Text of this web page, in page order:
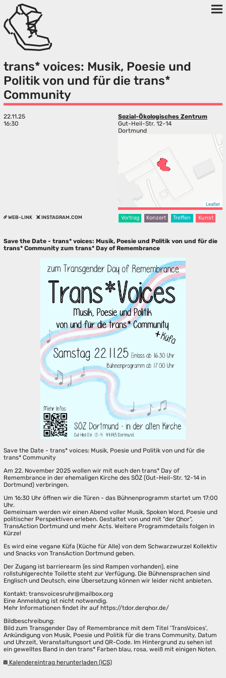
trans* voices: Musik, Poesie und
Politik von und für die trans*
Community
22.11.25
16:30
Sozial-Ökologisches Zentrum
Gut-Heil-Str. 12-14
Dortmund
Leaflet
WEB-LINK INSTAGRAM.COM Vortrag Konzert Treffen Kunst
Save the Date - trans* voices: Musik, Poesie und Politik von und für die
trans* Community zum trans* Day of Remembrance
Save the Date - trans* voices: Musik, Poesie und Politik von und für die
trans* Community
Am 22. November 2025 wollen wir mit euch den trans* Day of
Remembrance in der ehemaligen Kirche des SÖZ (Gut-Heil-Str. 12-14 in
Dortmund) verbringen.
Um 16:30 Uhr öffnen wir die Türen - das Bühnenprogramm startet um 17:00
Uhr.
Gemeinsam werden wir einen Abend voller Musik, Spoken Word, Poesie und
politischer Perspektiven erleben. Gestaltet von und mit "der Qhor",
TransAction Dortmund und mehr Acts. Weitere Programmdetails folgen in
Kürze!
Es wird eine vegane Küfa (Küche für Alle) von dem Schwarzwurzel Kollektiv
und Snacks von TransAction Dortmund geben.
Der Zugang ist barrierearm (es sind Rampen vorhanden), eine
rollstuhlgerechte Toilette steht zur Verfügung. Die Bühnensprachen sind
Englisch und Deutsch, eine Übersetzung können wir leider nicht anbieten.
Kontakt: transvoicesruhr@mailbox.org
Eine Anmeldung ist nicht notwendig.
Mehr Informationen findet ihr auf https://tdor.derqhor.de/
Bildbeschreibung:
Bild zum Transgender Day of Remembrance mit dem Titel 'TransVoices',
Ankündigung von Musik, Poesie und Politik für die trans Community, Datum
und Uhrzeit, Veranstaltungsort und QR-Code. Im Hintergrund zu sehen ist
ein gewelltes Band in den trans* Farben blau, rosa, weiß mit einigen Noten.
Kalendereintrag herunterladen (ICS)